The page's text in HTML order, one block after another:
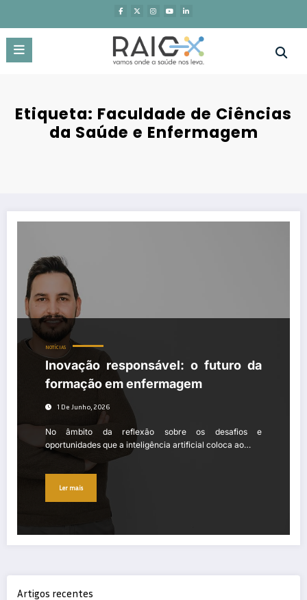
o
conteúdo
Etiqueta: Faculdade de Ciências
da Saúde e Enfermagem
NOTÍCIAS
Inovação responsável: o futuro da
formação em enfermagem
1 De Junho, 2026
No âmbito da reflexão sobre os desafios e
oportunidades que a inteligência artificial coloca ao…
Ler mais
Artigos recentes